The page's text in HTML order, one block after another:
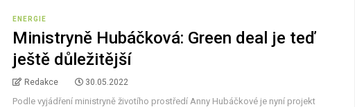
ENERGIE
Ministryně Hubáčková: Green deal je teď
ještě důležitější
Redakce 30.05.2022
Podle vyjádření ministryně životího prostředí Anny Hubáčkové je nyní projekt